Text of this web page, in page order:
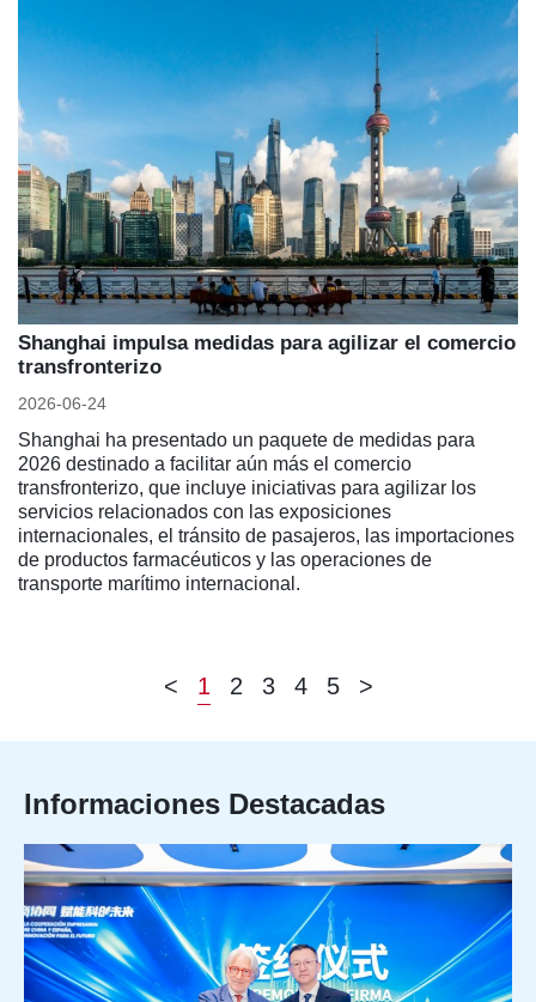
Shanghai impulsa medidas para agilizar el comercio
transfronterizo
2026-06-24
Shanghai ha presentado un paquete de medidas para
2026 destinado a facilitar aún más el comercio
transfronterizo, que incluye iniciativas para agilizar los
servicios relacionados con las exposiciones
internacionales, el tránsito de pasajeros, las importaciones
de productos farmacéuticos y las operaciones de
transporte marítimo internacional.
< 1 2 3 4 5 >
Informaciones Destacadas